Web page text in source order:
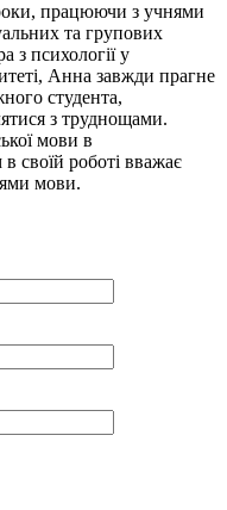
працюючи з учнями
та групових
з психології у
Анна завжди прагне
студента,
з труднощами.
мови в
своїй роботі вважає
мови.